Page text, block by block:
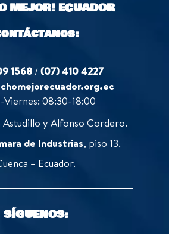
MEJOR!ECUADOR
1568 /(07) 410 4227
Viernes: 08:30-18:00
Astudillo y Alfonso Cordero.
de Industrias, piso 13.
– Ecuador.
SÍGUENOS: